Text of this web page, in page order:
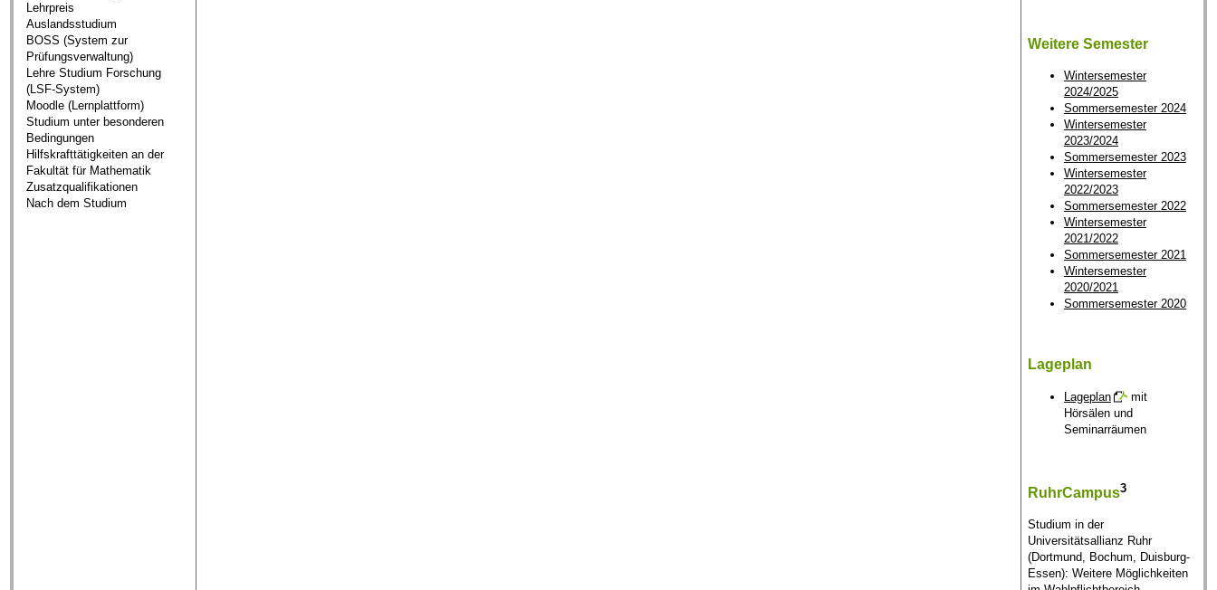
Lehrpreis
Auslandsstudium
BOSS (System zur
Prüfungsverwaltung)
Lehre Studium Forschung
(LSF-System)
Moodle (Lernplattform)
Studium unter besonderen
Bedingungen
Hilfskrafttätigkeiten an der
Fakultät für Mathematik
Zusatzqualifikationen
Nach dem Studium
Weitere Semester
Wintersemester
2024/2025
Sommersemester 2024
Wintersemester
2023/2024
Sommersemester 2023
Wintersemester
2022/2023
Sommersemester 2022
Wintersemester
2021/2022
Sommersemester 2021
Wintersemester
2020/2021
Sommersemester 2020
Lageplan
Lageplan
mit
Hörsälen und
Seminarräumen
RuhrCampus3
Studium in der
Universitätsallianz Ruhr
(Dortmund, Bochum, Duisburg-
Essen): Weitere Möglichkeiten